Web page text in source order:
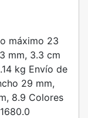
máximo 23
mm, 3.3 cm
kg Envío de
29 mm,
8.9 Colores